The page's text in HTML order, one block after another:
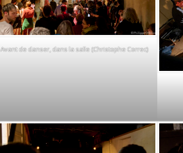
Avant de danser, dans la salle (Christophe Correc)